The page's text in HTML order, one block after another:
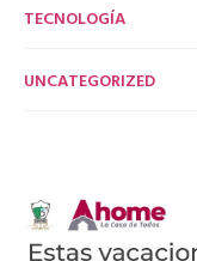
TECNOLOGÍA
UNCATEGORIZED